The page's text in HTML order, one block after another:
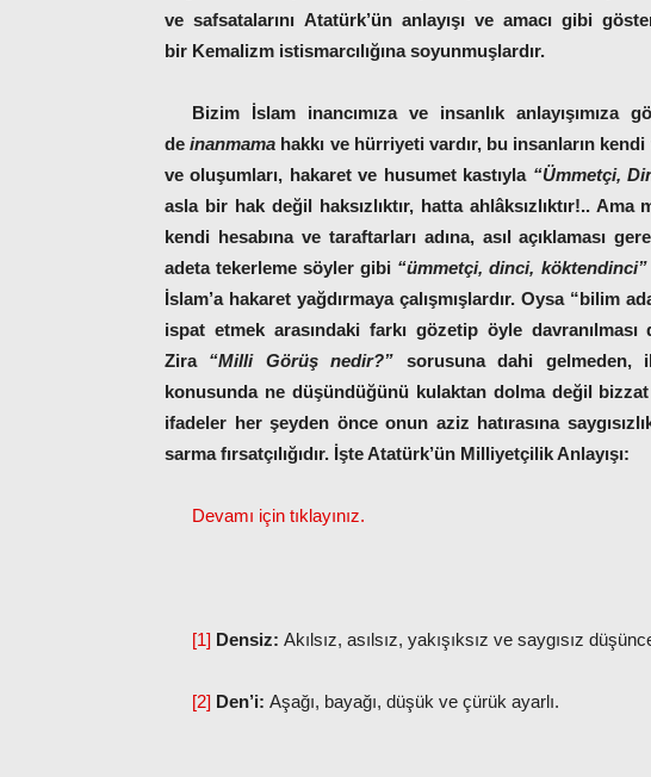
ve safsatalarını Atatürk’ün anlayışı ve amacı gibi
bir Kemalizm istismarcılığınasoyunmuşlardır.
Bizim İslam inancımıza ve insanlık anlayışımıza
deinanmama hakkı ve hürriyeti vardır, bu insanların
ve oluşumları, hakaret ve husumet kastıyla “Ümmetçi,
asla bir hak değil haksızlıktır, hatta ahlâksızlıktır!..
kendi hesabına ve taraftarları adına, asıl açıklaması
adeta tekerleme söyler gibi “ümmetçi, dinci, köktendinci”
İslam’a hakaret yağdırmaya çalışmışlardır. Oysa “bilim
ispat etmek arasındaki farkı gözetip öyle
Zira “Milli Görüş nedir?” sorusuna dahi gelmeden,
konusunda ne düşündüğünü kulaktan dolma değil
ifadeler her şeyden önce onun aziz hatırasına
sarma fırsatçılığıdır. İşte Atatürk’ün Milliyetçilik Anlayışı:
Devamı için tıklayınız.
[1] Densiz: Akılsız, asılsız, yakışıksız ve saygısız
[2] Den’i: Aşağı, bayağı, düşük ve çürük ayarlı.